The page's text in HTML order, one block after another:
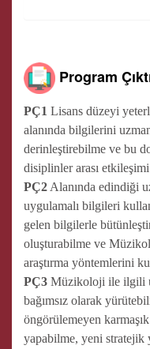
Program
PÇ1 Lisans düzeyi
alanında bilgilerini
derinleştirebilme ve bu
disiplinler arası
PÇ2 Alanında edindiği
uygulamalı bilgileri
gelen bilgilerle
oluşturabilme ve
araştırma yöntemlerini
PÇ3 Müzikoloji ile ilgili
bağımsız olarak
öngörülemeyen
yapabilme, yeni stratejik